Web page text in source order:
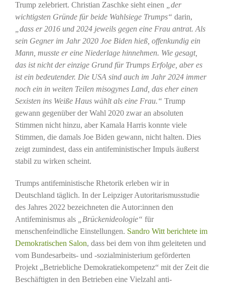
Trump zelebriert. Christian Zaschke sieht einen
„der
wichtigsten Gründe für beide Wahlsiege Trumps“ darin,
„dass er 2016 und 2024 jeweils gegen eine Frau antrat. Als
sein Gegner im Jahr 2020 Joe Biden hieß, offenkundig ein
Mann, musste er eine Niederlage hinnehmen. Wie gesagt,
das ist nicht der einzige Grund für Trumps Erfolge, aber es
ist ein bedeutender. Die USA sind auch im Jahr 2024 immer
noch ein in weiten Teilen misogynes Land, das eher einen
Sexisten ins Weiße Haus wählt als eine Frau.“ Trump
gewann gegenüber der Wahl 2020 zwar an absoluten
Stimmen nicht hinzu, aber Kamala Harris konnte viele
Stimmen, die damals Joe Biden gewann, nicht halten. Dies
zeigt zumindest, dass ein antifeministischer Impuls äußerst
stabil zu wirken scheint.
Trumps antifeministische Rhetorik erleben wir in
Deutschland täglich. In der Leipziger Autoritarismusstudie
des Jahres 2022 bezeichneten die Autor:innen den
Antifeminismus als
„Brückenideologie“ für
menschenfeindliche Einstellungen. Sandro Witt berichtete im
Demokratischen Salon, dass bei dem von ihm geleiteten und
vom Bundesarbeits- und -sozialministerium geförderten
Projekt „Betriebliche Demokratiekompetenz“ mit der Zeit die
Beschäftigten in den Betrieben eine Vielzahl anti-